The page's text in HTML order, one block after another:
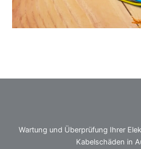
Wartung und Überprüfung Ihrer
Kabelschäden in